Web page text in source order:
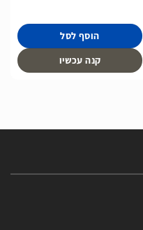
הוסף לסל
קנה עכשיו